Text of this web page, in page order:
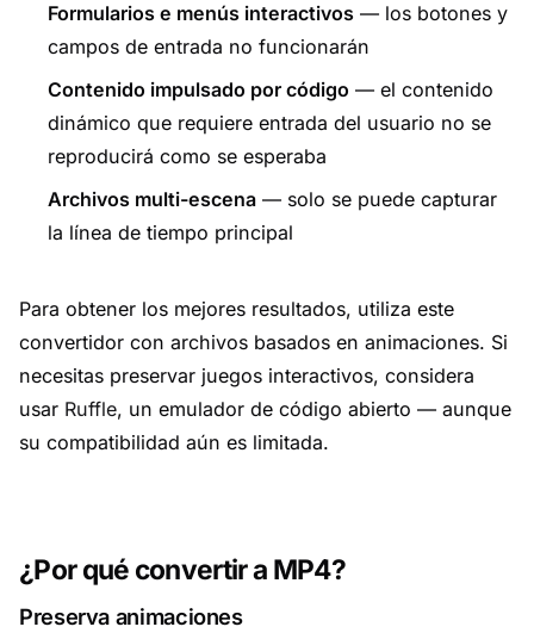
Formularios e menús interactivos — los botones y
campos de entrada no funcionarán
Contenido impulsado por código — el contenido
dinámico que requiere entrada del usuario no se
reproducirá como se esperaba
Archivos multi-escena — solo se puede capturar
la línea de tiempo principal
Para obtener los mejores resultados, utiliza este
convertidor con archivos basados en animaciones. Si
necesitas preservar juegos interactivos, considera
usar Ruffle, un emulador de código abierto — aunque
su compatibilidad aún es limitada.
¿Por qué convertir a MP4?
Preserva animaciones